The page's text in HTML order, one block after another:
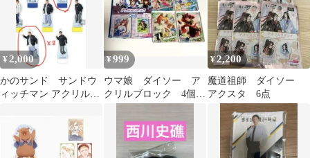
¥2,000
かのサンド サンドウ
ィッチマン アクリル
¥999
ウマ娘 ダイソー ア
クリルブロック 4個セ
¥2,200
魔道祖師 ダイソー
アクスタ 6点